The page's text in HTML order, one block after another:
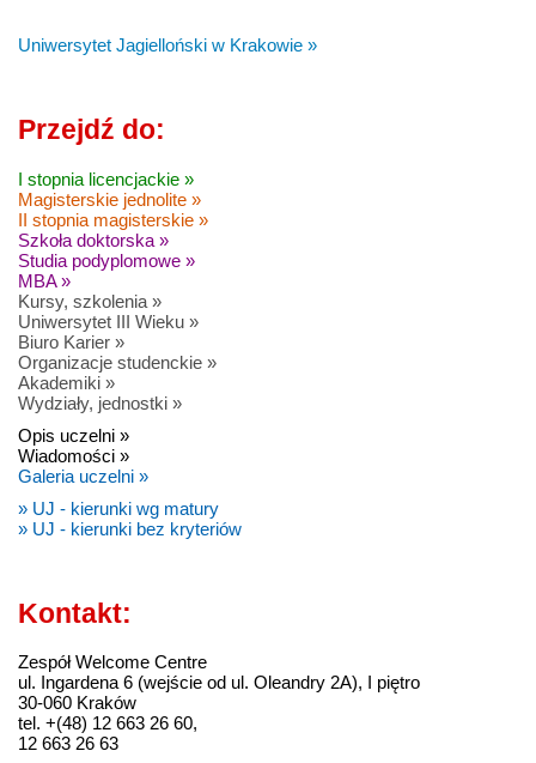
Uniwersytet Jagielloński w Krakowie »
Przejdź do:
I stopnia licencjackie »
Magisterskie jednolite »
II stopnia magisterskie »
Szkoła doktorska »
Studia podyplomowe »
MBA »
Kursy, szkolenia »
Uniwersytet III Wieku »
Biuro Karier »
Organizacje studenckie »
Akademiki »
Wydziały, jednostki »
Opis uczelni »
Wiadomości »
Galeria uczelni »
» UJ - kierunki wg matury
» UJ - kierunki bez kryteriów
Kontakt:
Zespół Welcome Centre
ul. Ingardena 6 (wejście od ul. Oleandry 2A), I piętro
30-060 Kraków
tel. +(48) 12 663 26 60,
12 663 26 63